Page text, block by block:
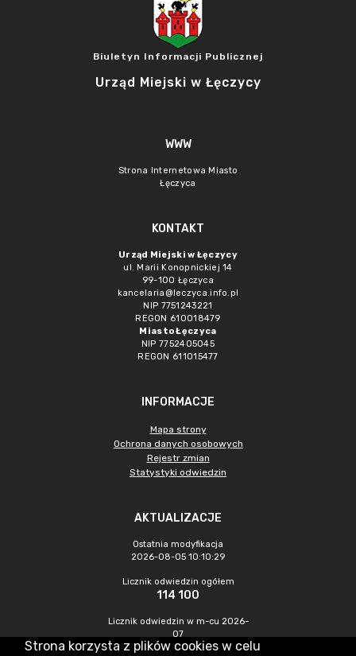
Biuletyn Informacji Publicznej
Urząd Miejski w Łęczycy
WWW
Strona Internetowa Miasto
Łęczyca
KONTAKT
Urząd Miejski w Łęczycy
ul. Marii Konopnickiej 14
99-100 Łęczyca
kancelaria@leczyca.info.pl
NIP 7751243221
REGON 610018479
Miasto Łęczyca
NIP 7752405045
REGON 611015477
INFORMACJE
Mapa strony
Ochrona danych osobowych
Rejestr zmian
Statystyki odwiedzin
AKTUALIZACJE
Ostatnia modyfikacja
2026-08-05 10:10:29
Licznik odwiedzin ogółem
114 100
Licznik odwiedzin w m-cu 2026-
07
619
Strona korzysta z plików cookies w celu